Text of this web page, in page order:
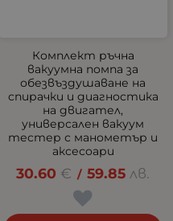
Комплект ръчна
вакуумна помпа за
обезвъздушаване на
спирачки и диагностика
на двигател,
универсален вакуум
тестер с манометър и
аксесоари
30.60 € / 59.85 лв.